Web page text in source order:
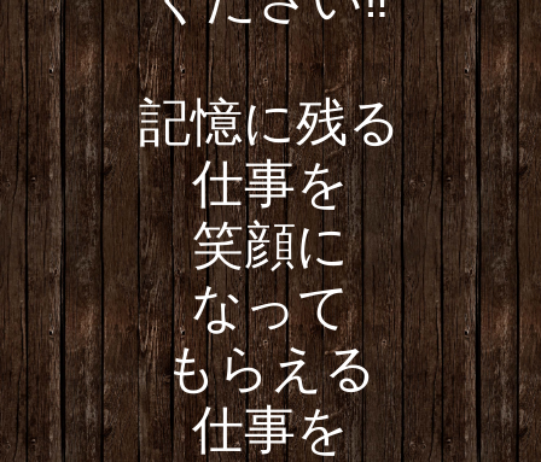
記憶に残る
仕事を
笑顔に
なって
もらえる
仕事を